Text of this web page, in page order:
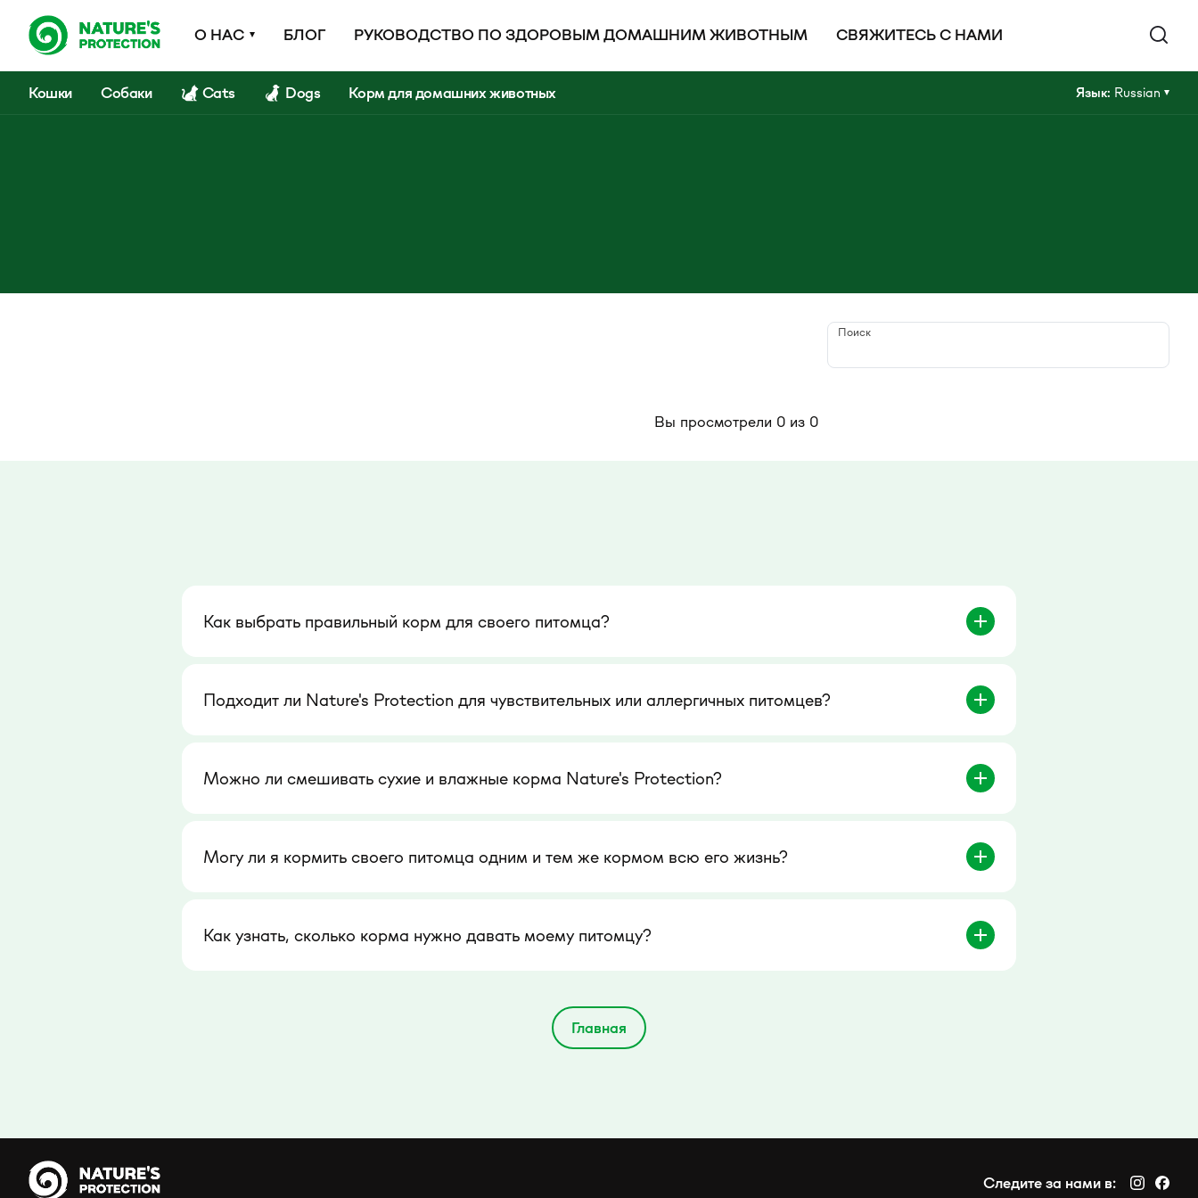
О НАС БЛОГ РУКОВОДСТВО ПО ЗДОРОВЫМ ДОМАШНИМ ЖИВОТНЫМ СВЯЖИТЕСЬ С НАМИ
Кошки Собаки Cats Dogs Корм для домашних животных Язык: Russian
Поиск
Вы просмотрели 0 из 0
Как выбрать правильный корм для своего питомца?
Подходит ли Nature's Protection для чувствительных или аллергичных питомцев?
Можно ли смешивать сухие и влажные корма Nature's Protection?
Могу ли я кормить своего питомца одним и тем же кормом всю его жизнь?
Как узнать, сколько корма нужно давать моему питомцу?
Главная
Следите за нами в: